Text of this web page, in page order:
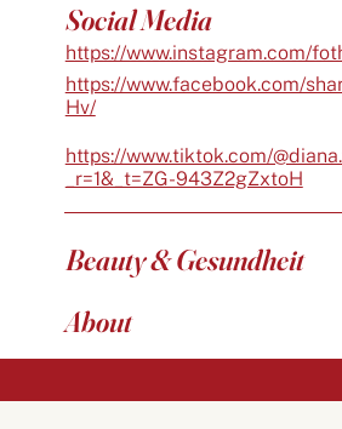
Social Media
https://www.instagram.com/
https://www.facebook.com/
Hv/
https://www.tiktok.com/
_r=1&_t=ZG-943Z2gZxtoH
Beauty & Gesundheit
About